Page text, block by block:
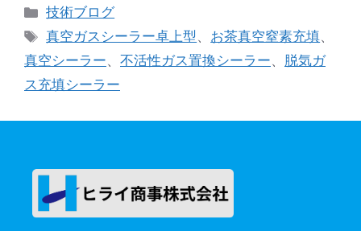
カ
テ
リ
ー
技術ブログ
タ
グ
真空ガスシーラー卓上型、 お茶真空窒素充填、
真空シーラー、 不活性ガス置換シーラー、 脱気ガ
ス充填シーラー